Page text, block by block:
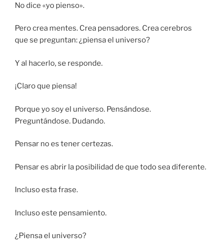
No dice «yo pienso».
Pero crea mentes. Crea pensadores. Crea cerebros
que se preguntan: ¿piensa el universo?
Y al hacerlo, se responde.
¡Claro que piensa!
Porque yo soy el universo. Pensándose.
Preguntándose. Dudando.
Pensar no es tener certezas.
Pensar es abrir la posibilidad de que todo sea diferente.
Incluso esta frase.
Incluso este pensamiento.
¿Piensa el universo?